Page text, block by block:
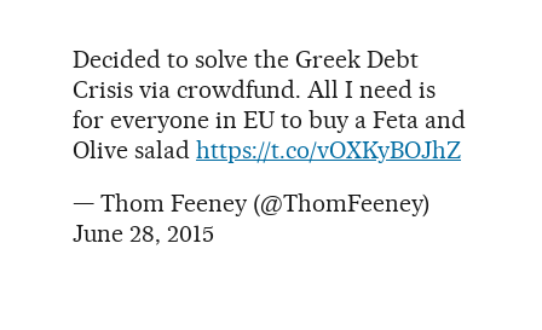
Decided to solve the Greek Debt
Crisis via crowdfund. All I need is
for everyone in EU to buy a Feta and
Olive salad https://t.co/vOXKyBOJhZ
— Thom Feeney (@ThomFeeney)
June 28, 2015